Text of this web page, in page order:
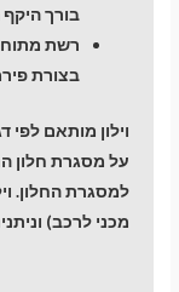
בורך
רשת
בצורת
וילון מותאם לפי
על מסגרת חלון
מכני לרכב)